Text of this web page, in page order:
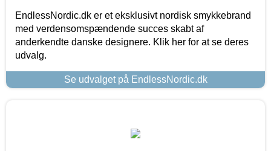
EndlessNordic.dk er et eksklusivt nordisk smykkebrand
med verdensomspændende succes skabt af
anderkendte danske designere. Klik her for at se deres
udvalg.
Se udvalget på EndlessNordic.dk